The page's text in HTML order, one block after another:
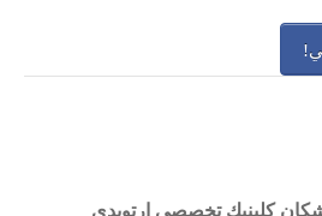
كلينيك تخصصي ارتوپدي